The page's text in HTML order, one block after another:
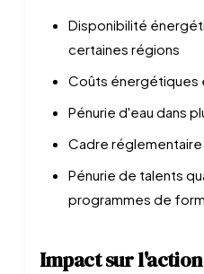
Disponibilité
certaines régions
Coûts énergétiques
Pénurie d'eau dans
Cadre
Pénurie de talents
programmes de
Impact sur